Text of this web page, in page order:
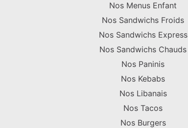
Nos Menus Enfant
Nos Sandwichs Froids
Nos Sandwichs Express
Nos Sandwichs Chauds
Nos Paninis
Nos Kebabs
Nos Libanais
Nos Tacos
Nos Burgers